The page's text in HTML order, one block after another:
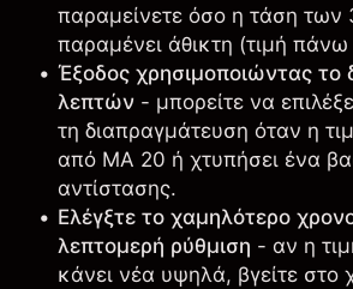
παραμείνετε όσο η τάση των
παραμένει άθικτη (τιμή
Έξοδος χρησιμοποιώντας το
λεπτών - μπορείτε να
τη διαπραγμάτευση όταν η
από ΜΑ 20 ή χτυπήσει ένα
αντίστασης.
Ελέγξτε το χαμηλότερο
λεπτομερή ρύθμιση - αν η
κάνει νέα υψηλά, βγείτε στο